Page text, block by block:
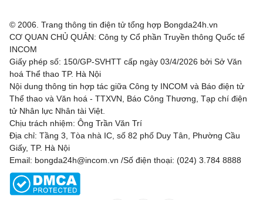
© 2006. Trang thông tin điện tử tổng hợp Bongda24h.vn
CƠ QUAN CHỦ QUẢN: Công ty Cổ phần Truyền thông Quốc tế
INCOM
Giấy phép số: 150/GP-SVHTT cấp ngày 03/4/2026 bởi Sở Văn
hoá Thể thao TP. Hà Nội
Nội dung thông tin hợp tác giữa Công ty INCOM và Báo điện tử
Thể thao và Văn hoá - TTXVN, Báo Công Thương, Tạp chí điện
tử Nhân lực Nhân tài Việt.
Chịu trách nhiệm: Ông Trần Văn Trí
Địa chỉ: Tầng 3, Tòa nhà IC, số 82 phố Duy Tân, Phường Cầu
Giấy, TP. Hà Nội
Email: bongda24h@incom.vn /Số điện thoại: (024) 3.784 8888